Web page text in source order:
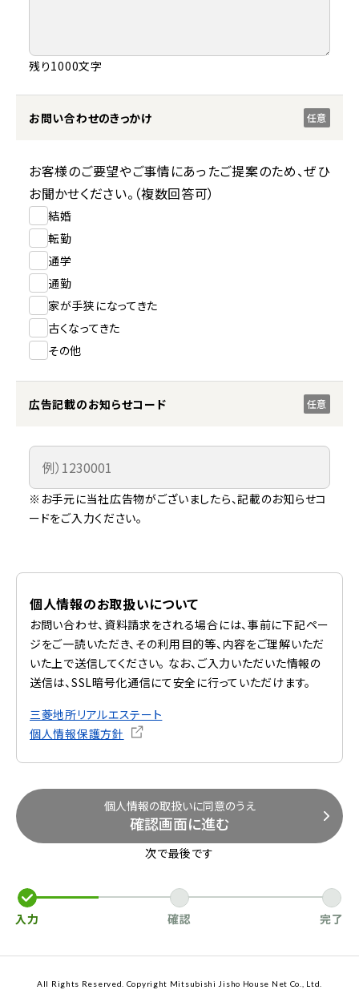
残り1000文字
お問い合わせのきっかけ 任意
お客様のご要望やご事情にあったご提案のため、ぜひ
お聞かせください。（複数回答可）
結婚
転勤
通学
通勤
家が手狭になってきた
古くなってきた
その他
広告記載のお知らせコード 任意
※お手元に当社広告物がございましたら、記載のお知らせコ
ードをご入力ください。
個人情報のお取扱いについて
お問い合わせ、資料請求をされる場合には、事前に下記ペー
ジをご一読いただき、その利用目的等、内容をご理解いただ
いた上で送信してください。 なお、ご入力いただいた情報の
送信は、SSL暗号化通信にて安全に行っていただけます。
三菱地所リアルエステート
個人情報保護方針
個人情報の取扱いに同意のうえ
確認画面に進む
次で最後です
入力 確認 完了
All Rights Reserved. Copyright Mitsubishi Jisho House Net Co., Ltd.